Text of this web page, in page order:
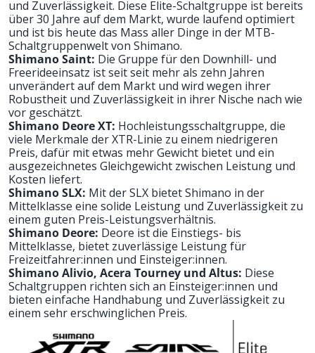
und Zuverlässigkeit. Diese Elite-Schaltgruppe ist bereits
über 30 Jahre auf dem Markt, wurde laufend optimiert
und ist bis heute das Mass aller Dinge in der MTB-
Schaltgruppenwelt von Shimano.
Shimano Saint: Die Gruppe für den Downhill- und
Freerideeinsatz ist seit seit mehr als zehn Jahren
unverändert auf dem Markt und wird wegen ihrer
Robustheit und Zuverlässigkeit in ihrer Nische nach wie
vor geschätzt.
Shimano Deore XT: Hochleistungsschaltgruppe, die
viele Merkmale der XTR-Linie zu einem niedrigeren
Preis, dafür mit etwas mehr Gewicht bietet und ein
ausgezeichnetes Gleichgewicht zwischen Leistung und
Kosten liefert.
Shimano SLX: Mit der SLX bietet Shimano in der
Mittelklasse eine solide Leistung und Zuverlässigkeit zu
einem guten Preis-Leistungsverhältnis.
Shimano Deore: Deore ist die Einstiegs- bis
Mittelklasse, bietet zuverlässige Leistung für
Freizeitfahrer:innen und Einsteiger:innen.
Shimano Alivio, Acera Tourney und Altus: Diese
Schaltgruppen richten sich an Einsteiger:innen und
bieten einfache Handhabung und Zuverlässigkeit zu
einem sehr erschwinglichen Preis.